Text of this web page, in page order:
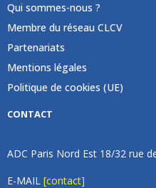
Qui sommes-nous ?
Membre du réseau CLCV
Partenariats
Mentions légales
Politique de cookies (UE)
CONTACT
ADC Paris Nord Est 18/32 rue
E-MAIL [contact]